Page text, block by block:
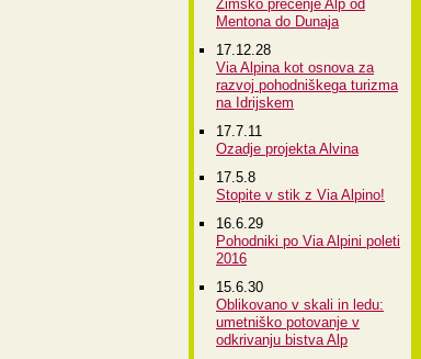
Zimsko prečenje Alp od
Mentona do Dunaja
17.12.28
Via Alpina kot osnova za
razvoj pohodniškega turizma
na Idrijskem
17.7.11
Ozadje projekta Alvina
17.5.8
Stopite v stik z Via Alpino!
16.6.29
Pohodniki po Via Alpini poleti
2016
15.6.30
Oblikovano v skali in ledu:
umetniško potovanje v
odkrivanju bistva Alp